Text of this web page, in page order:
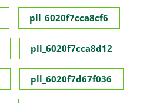
pll_6020f7cca8cf6
pll_6020f7cca8d12
pll_6020f7d67f036